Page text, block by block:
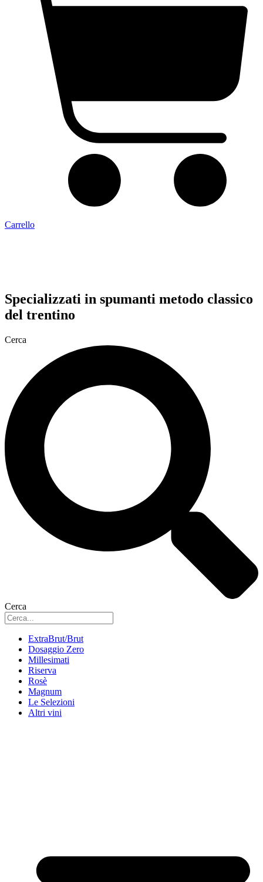
Carrello
Specializzati in spumanti metodo classico
del trentino
Cerca
Cerca
ExtraBrut/Brut
Dosaggio Zero
Millesimati
Riserva
Rosè
Magnum
Le Selezioni
Altri vini